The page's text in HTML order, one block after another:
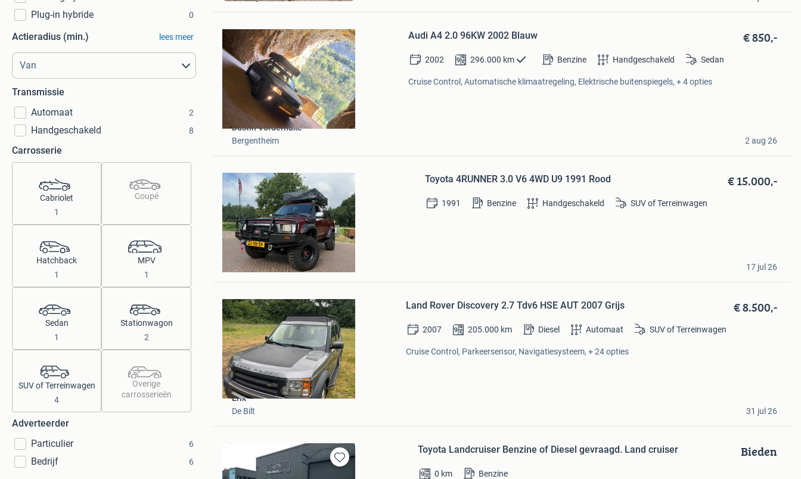
Plug-in hybride 0
Actieradius (min.) lees meer
Transmissie
Automaat
2
Handgeschakeld 8
Carrosserie
Cabriolet
1
Coupé
Hatchback
1
MPV
1
Sedan
1
Stationwagon
2
SUV of Terreinwagen
4
Overige
carrosserieën
Adverteerder
Particulier
6
Bedrijf 6
Audi A4 2.0 96KW 2002 Blauw € 850,-
2002 296.000 km Benzine Handgeschakeld Sedan
Cruise Control, Automatische klimaatregeling, Elektrische buitenspiegels, + 4 opties
Dustin Vorderhake
Bergentheim
2 aug 26
Favorieten
Toyota 4RUNNER 3.0 V6 4WD U9 1991 Rood € 15.000,-
1991 Benzine Handgeschakeld SUV of Terreinwagen
Maarten
Enschede
17 jul 26
Mijn
Favorieten
Land Rover Discovery 2.7 Tdv6 HSE AUT 2007 Grijs € 8.500,-
2007 205.000 km Diesel Automaat SUV of Terreinwagen
Cruise Control, Parkeersensor, Navigatiesysteem, + 24 opties
Erik
De Bilt
31 jul 26
Bewaren
Toyota Landcruiser Benzine of Diesel gevraagd. Land cruiser Bieden
0 km Benzine